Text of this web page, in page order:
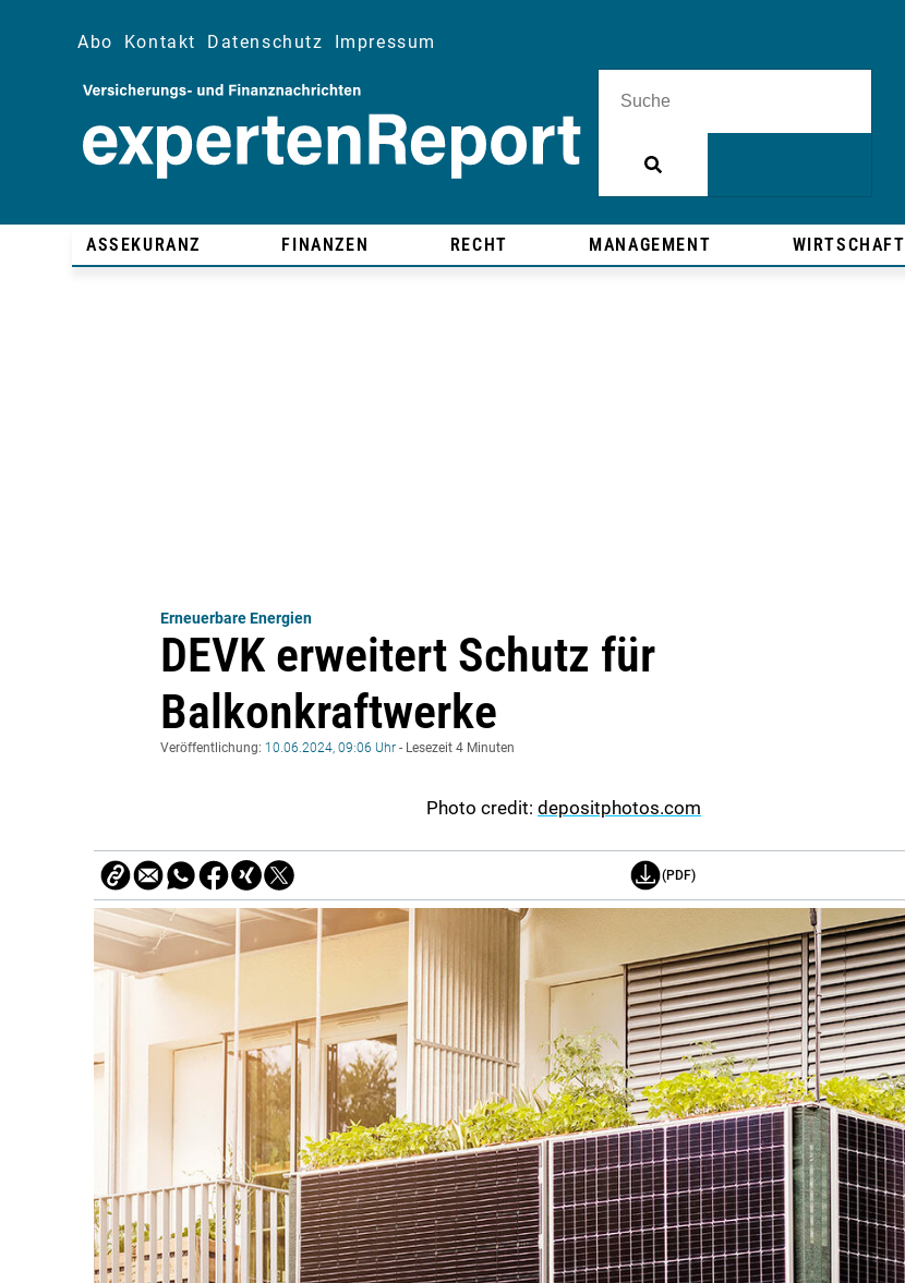
Abo Kontakt Datenschutz Impressum
ASSEKURANZ FINANZEN RECHT MANAGEMENT WIRTSCHAFT
Erneuerbare Energien
DEVK erweitert Schutz für
Balkonkraftwerke
Veröffentlichung: 10.06.2024, 09:06 Uhr - Lesezeit 4 Minuten
Photo credit: depositphotos.com
(PDF)